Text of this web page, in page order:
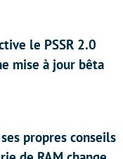
le PSSR 2.0
mise à jour bêta
propres conseils